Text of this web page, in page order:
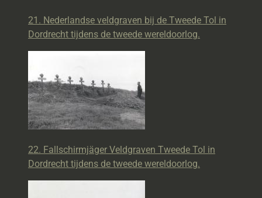
21. Nederlandse veldgraven bij de Tweede Tol in
Dordrecht tijdens de tweede wereldoorlog.
22. Fallschirmjäger Veldgraven Tweede Tol in
Dordrecht tijdens de tweede wereldoorlog.